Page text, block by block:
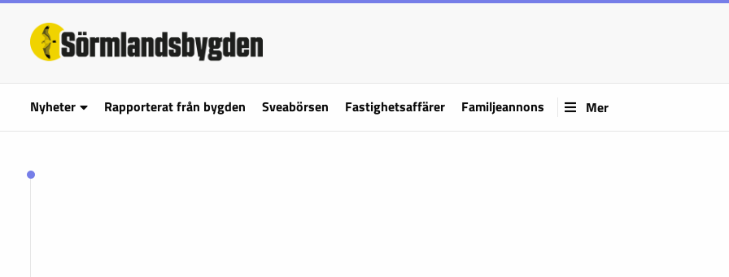
Nyheter Rapporterat från bygden Sveabörsen Fastighetsaffärer Familjeannons Mer